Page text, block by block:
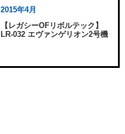
2015年4月
【レガシーOFリボルテック】
LR-032 エヴァンゲリオン2号機